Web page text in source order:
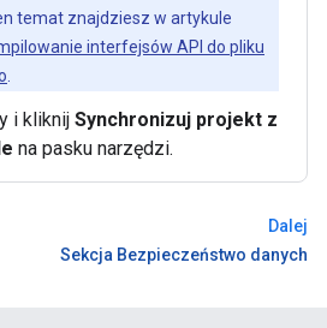
temat znajdziesz w artykule
interfejsów API do pliku
i kliknij Synchronizuj projekt z
na pasku narzędzi.
Dalej
Sekcja Bezpieczeństwo danych